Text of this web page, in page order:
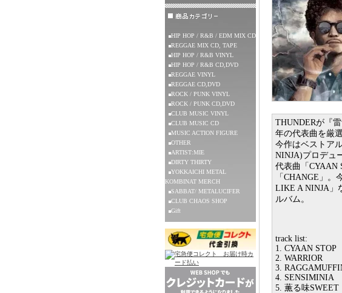
HIP HOP / R&B / EDM MIX CD
REGGAE MIX CD, TAPE
HIP HOP / R&B VINYL
HIP HOP / R&B CD,DVD
REGGAE VINYL
REGGAE CD,DVD
ROCK / PUNK VINYL
ROCK / PUNK CD,DVD
CLUB MUSIC VINYL
CLUB MUSIC CD
MUSIC ACTION FIGURE
OTHER
ARTIST:MIE
DIRTY THIRTY
YOKKAICHI METAL
KOMBINAT MERCH
SABBAT/ METALUCIFER
CLUB CHAOS SHOP
Gift
THUNDERが『
年の代表曲を厳
今作はベストア
NINJA)プロデュ
代表曲「CYAAN
「CHANGE」
LIKE A NINJA」
ルバム。
track list:
1. CYAAN STOP
2. WARRIOR
3.
4. SENSIMINIA
5. 薫る味SWEET